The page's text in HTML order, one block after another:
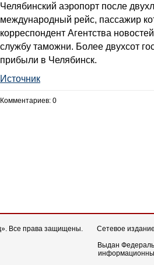
Челябинский аэропорт после
международный рейс, пассажир
корреспондент Агентства
службу таможни. Более двухсот
прибыли в Челябинск.
Источник
Комментариев: 0
Все права защищены.
Сетевое
Выдан